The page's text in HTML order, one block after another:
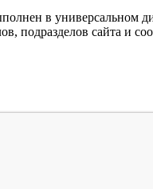
в универсальном
подразделов сайта и